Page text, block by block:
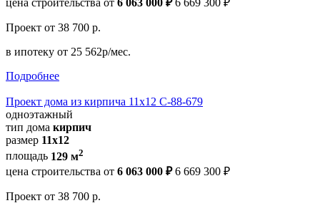
цена строительства от 6 063 000 ₽ 6 669 300 ₽
Проект от 38 700 р.
в ипотеку от 25 562р/мес.
Подробнее
Проект дома из кирпича 11х12 С-88-679
одноэтажный
тип дома кирпич
размер 11x12
площадь 129 м2
цена строительства от 6 063 000 ₽ 6 669 300 ₽
Проект от 38 700 р.